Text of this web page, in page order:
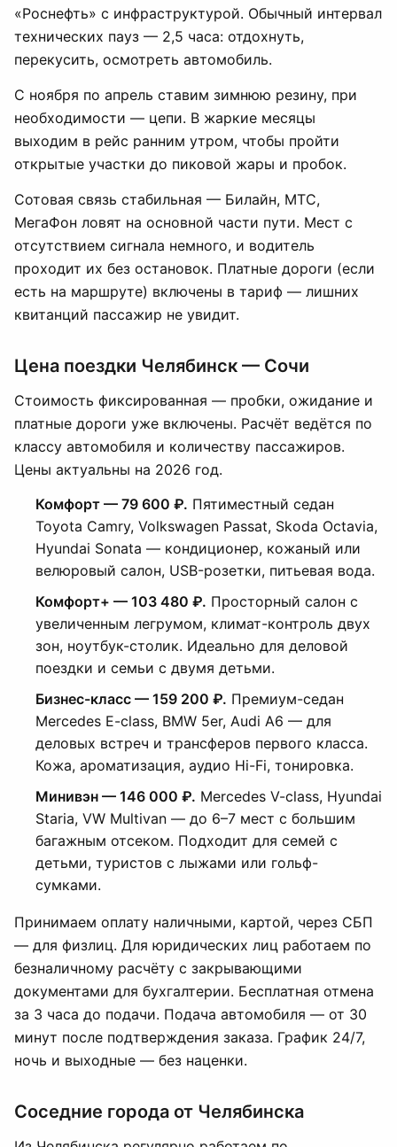
«Роснефть» с инфраструктурой. Обычный интервал
технических пауз — 2,5 часа: отдохнуть,
перекусить, осмотреть автомобиль.
С ноября по апрель ставим зимнюю резину, при
необходимости — цепи. В жаркие месяцы
выходим в рейс ранним утром, чтобы пройти
открытые участки до пиковой жары и пробок.
Сотовая связь стабильная — Билайн, МТС,
МегаФон ловят на основной части пути. Мест с
отсутствием сигнала немного, и водитель
проходит их без остановок. Платные дороги (если
есть на маршруте) включены в тариф — лишних
квитанций пассажир не увидит.
Цена поездки Челябинск — Сочи
Стоимость фиксированная — пробки, ожидание и
платные дороги уже включены. Расчёт ведётся по
классу автомобиля и количеству пассажиров.
Цены актуальны на 2026 год.
Комфорт — 79 600 ₽. Пятиместный седан
Toyota Camry, Volkswagen Passat, Skoda Octavia,
Hyundai Sonata — кондиционер, кожаный или
велюровый салон, USB-розетки, питьевая вода.
Комфорт+ — 103 480 ₽. Просторный салон с
увеличенным легрумом, климат-контроль двух
зон, ноутбук-столик. Идеально для деловой
поездки и семьи с двумя детьми.
Бизнес-класс — 159 200 ₽. Премиум-седан
Mercedes E-class, BMW 5er, Audi A6 — для
деловых встреч и трансферов первого класса.
Кожа, ароматизация, аудио Hi-Fi, тонировка.
Минивэн — 146 000 ₽. Mercedes V-class, Hyundai
Staria, VW Multivan — до 6–7 мест с большим
багажным отсеком. Подходит для семей с
детьми, туристов с лыжами или гольф-
сумками.
Принимаем оплату наличными, картой, через СБП
— для физлиц. Для юридических лиц работаем по
безналичному расчёту с закрывающими
документами для бухгалтерии. Бесплатная отмена
за 3 часа до подачи. Подача автомобиля — от 30
минут после подтверждения заказа. График 24/7,
ночь и выходные — без наценки.
Соседние города от Челябинска